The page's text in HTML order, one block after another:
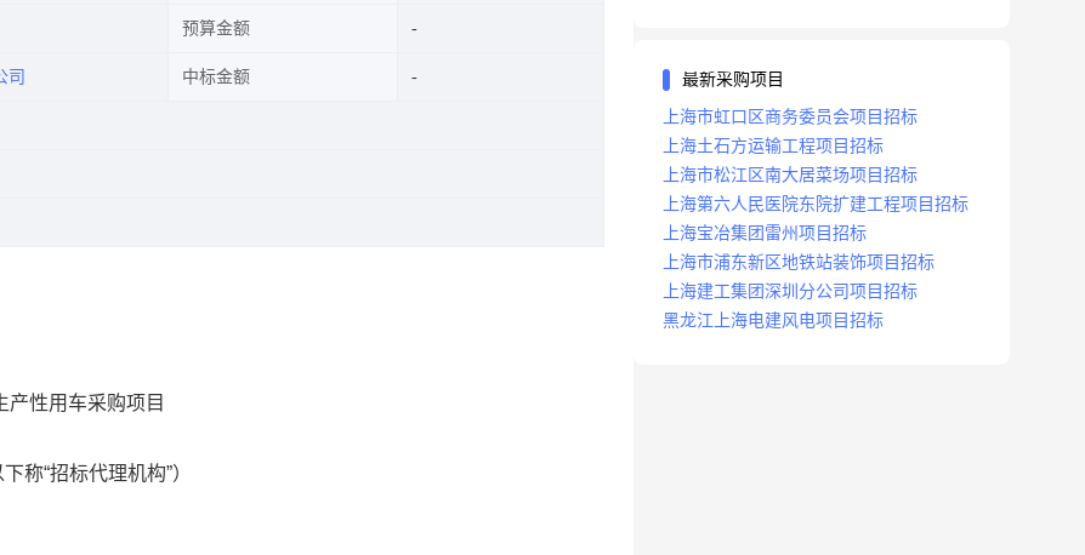
预算金额
司 中标金额
产性用车采购项目
下称“招标代理机构”）
最新采购项目
上海市虹口区商务委员会项目招标
上海土石方运输工程项目招标
上海市松江区南大居菜场项目招标
上海第六人民医院东院扩建工程项目招标
上海宝冶集团雷州项目招标
上海市浦东新区地铁站装饰项目招标
上海建工集团深圳分公司项目招标
黑龙江上海电建风电项目招标